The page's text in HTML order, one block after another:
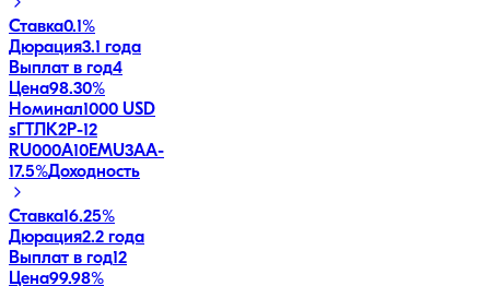
Ставка0.1%
Дюрация3.1 года
Выплат в год4
Цена98.30%
Номинал1000 USD
sГТЛК2P-12
RU000A10EMU3AA-
17.5%Доходность
Ставка16.25%
Дюрация2.2 года
Выплат в год12
Цена99.98%